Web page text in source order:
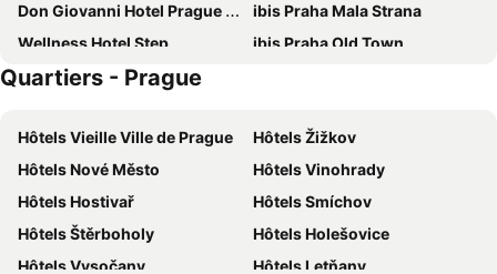
Don Giovanni Hotel Prague - Great Hotels of The World
ibis Praha Mala Strana
Wellness Hotel Step
ibis Praha Old Town
Hotel Relax Inn
Quentin Prague Hotel
Exe City Park
Stages Hotel Prague, A Tribute Portfolio Hotel
Red & Blue Design Hotel Prague
The Cloud One Prague
Hotel Royal Prague
Hotel Bologna
Hotel KINGS COURT
Eurostars Thalia
Occidental Praha Five
Quartiers - Prague
Hôtels Vieille Ville de Prague
Hôtels Žižkov
Hôtels Nové Město
Hôtels Vinohrady
Hôtels Hostivař
Hôtels Smíchov
Hôtels Štěrboholy
Hôtels Holešovice
Hôtels Vysočany
Hôtels Letňany